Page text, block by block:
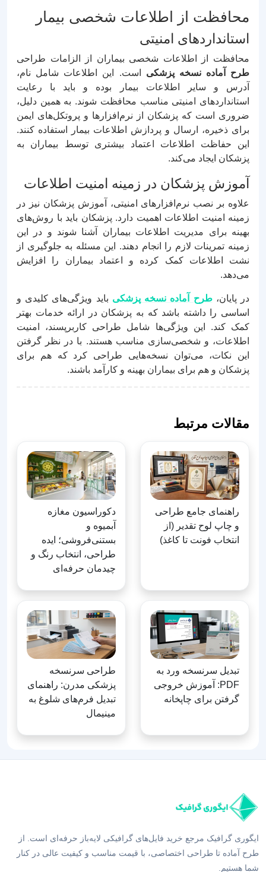
محافظت از اطلاعات شخصی بیمار
استانداردهای امنیتی
محافظت از اطلاعات شخصی بیماران از الزامات طراحی
طرح آماده نسخه پزشکی است. این اطلاعات شامل نام،
آدرس و سایر اطلاعات بیمار بوده و باید با رعایت
استانداردهای امنیتی مناسب محافظت شوند. به همین دلیل،
ضروری است که پزشکان از نرم‌افزارها و پروتکل‌های ایمن
برای ذخیره، ارسال و پردازش اطلاعات بیمار استفاده کنند.
این حفاظت اطلاعات اعتماد بیشتری توسط بیماران به
پزشکان ایجاد می‌کند.
آموزش پزشکان در زمینه امنیت اطلاعات
علاوه بر نصب نرم‌افزارهای امنیتی، آموزش پزشکان نیز در
زمینه امنیت اطلاعات اهمیت دارد. پزشکان باید با روش‌های
بهینه برای مدیریت اطلاعات بیماران آشنا شوند و در این
زمینه تمرینات لازم را انجام دهند. این مسئله به جلوگیری از
نشت اطلاعات کمک کرده و اعتماد بیماران را افزایش
می‌دهد.
در پایان،طرح آماده نسخه پزشکی باید ویژگی‌های کلیدی و
اساسی را داشته باشد که به پزشکان در ارائه خدمات بهتر
کمک کند. این ویژگی‌ها شامل طراحی کاربرپسند، امنیت
اطلاعات، و شخصی‌سازی مناسب هستند. با در نظر گرفتن
این نکات، می‌توان نسخه‌هایی طراحی کرد که هم برای
پزشکان و هم برای بیماران بهینه و کارآمد باشند.
مقالات مرتبط
راهنمای جامع طراحی
و چاپ لوح تقدیر (از
انتخاب فونت تا کاغذ)
دکوراسیون مغازه
آبمیوه و
بستنی‌فروشی؛ ایده
طراحی، انتخاب رنگ و
چیدمان حرفه‌ای
تبدیل سرنسخه ورد به
PDF: آموزش خروجی
گرفتن برای چاپخانه
طراحی سرنسخه
پزشکی مدرن: راهنمای
تبدیل فرم‌های شلوغ به
مینیمال
ایگوری گرافیک مرجع خرید فایل‌های گرافیکی لایه‌باز حرفه‌ای است. از
طرح آماده تا طراحی اختصاصی، با قیمت مناسب و کیفیت عالی در کنار
شما هستیم.